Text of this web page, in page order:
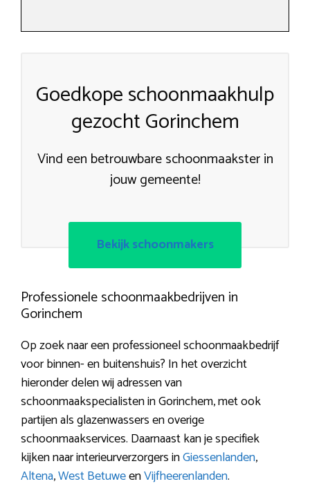
Goedkope schoonmaakhulp
gezocht Gorinchem
Vind een betrouwbare schoonmaakster in
jouw gemeente!
Bekijk schoonmakers
Professionele schoonmaakbedrijven in
Gorinchem
Op zoek naar een professioneel schoonmaakbedrijf
voor binnen- en buitenshuis? In het overzicht
hieronder delen wij adressen van
schoonmaakspecialisten in Gorinchem, met ook
partijen als glazenwassers en overige
schoonmaakservices. Daarnaast kan je specifiek
kijken naar interieurverzorgers inGiessenlanden,
Altena,West BetuweenVijfheerenlanden.